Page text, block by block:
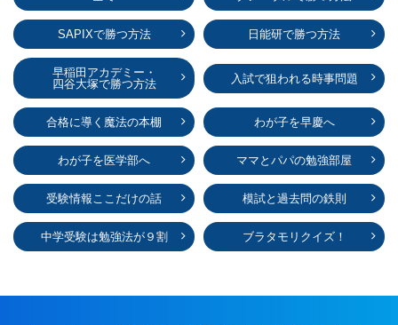
SAPIXで勝つ方法 日能研で勝つ方法
早稲田アカデミー・
四谷大塚で勝つ方法
入試で狙われる時事問題
合格に導く魔法の本棚 わが子を早慶へ
わが子を医学部へ ママとパパの勉強部屋
受験情報ここだけの話 模試と過去問の鉄則
中学受験は勉強法が９割 ブラタモリクイズ！